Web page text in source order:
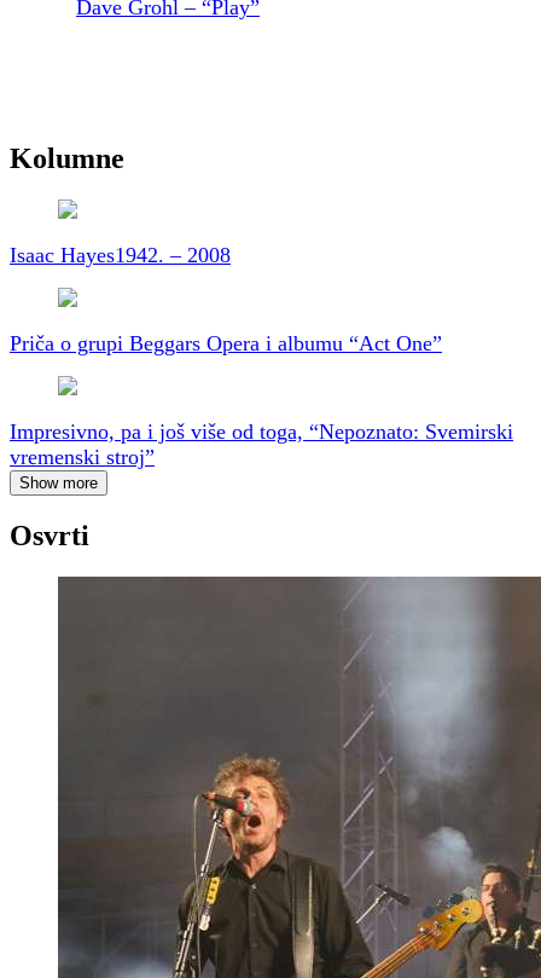
Dave Grohl – “Play”
Kolumne
Isaac Hayes1942. – 2008
Priča o grupi Beggars Opera i albumu “Act One”
Impresivno, pa i još više od toga, “Nepoznato: Svemirski
vremenski stroj”
Show more
Osvrti